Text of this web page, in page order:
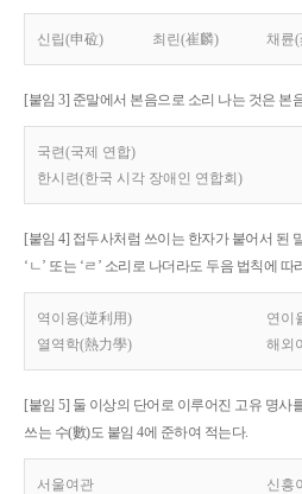
신립(申砬) 최린(崔麟) 채륜
[붙임 3] 준말에서 본음으로 소리 나는 것은 본
국련(국제 연합)
한시련(한국 시각 장애인 연합회)
[붙임 4] 접두사처럼 쓰이는 한자가 붙어서 된
‘ㄴ’ 또는 ‘ㄹ’ 소리로 나더라도 두음 법칙에 따
역이용(逆利用)
연이
열역학(熱力學)
해외
[붙임 5] 둘 이상의 단어로 이루어진 고유 명사
쓰는 수(數)도 붙임 4에 준하여 적는다.
서울여관 신흥